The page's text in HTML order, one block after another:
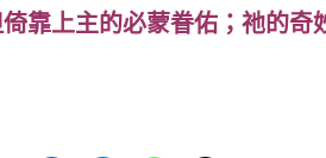
靠上主的必蒙眷佑；祂的